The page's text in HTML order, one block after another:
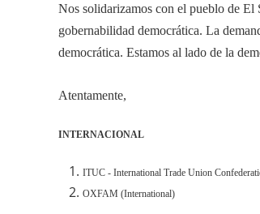
Nos solidarizamos con el pueblo de El
gobernabilidad democrática. La
democrática. Estamos al lado de la
Atentamente,
INTERNACIONAL
ITUC - International Trade Union
OXFAM (International)